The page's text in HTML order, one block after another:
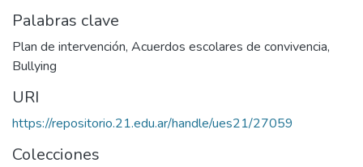
Palabras clave
Plan de intervención, Acuerdos escolares de convivencia,
Bullying
URI
https://repositorio.21.edu.ar/handle/ues21/27059
Colecciones